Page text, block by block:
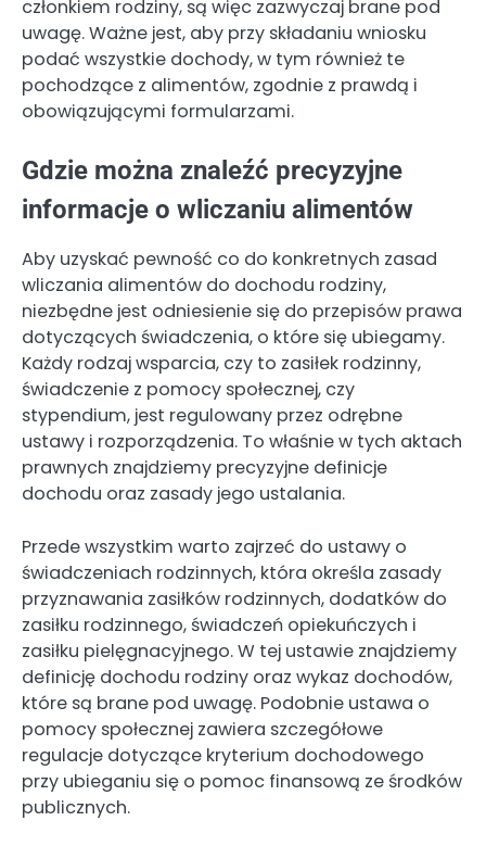
członkiem rodziny, są więc zazwyczaj brane pod
uwagę. Ważne jest, aby przy składaniu wniosku
podać wszystkie dochody, w tym również te
pochodzące z alimentów, zgodnie z prawdą i
obowiązującymi formularzami.
Gdzie można znaleźć precyzyjne
informacje o wliczaniu alimentów
Aby uzyskać pewność co do konkretnych zasad
wliczania alimentów do dochodu rodziny,
niezbędne jest odniesienie się do przepisów prawa
dotyczących świadczenia, o które się ubiegamy.
Każdy rodzaj wsparcia, czy to zasiłek rodzinny,
świadczenie z pomocy społecznej, czy
stypendium, jest regulowany przez odrębne
ustawy i rozporządzenia. To właśnie w tych aktach
prawnych znajdziemy precyzyjne definicje
dochodu oraz zasady jego ustalania.
Przede wszystkim warto zajrzeć do ustawy o
świadczeniach rodzinnych, która określa zasady
przyznawania zasiłków rodzinnych, dodatków do
zasiłku rodzinnego, świadczeń opiekuńczych i
zasiłku pielęgnacyjnego. W tej ustawie znajdziemy
definicję dochodu rodziny oraz wykaz dochodów,
które są brane pod uwagę. Podobnie ustawa o
pomocy społecznej zawiera szczegółowe
regulacje dotyczące kryterium dochodowego
przy ubieganiu się o pomoc finansową ze środków
publicznych.